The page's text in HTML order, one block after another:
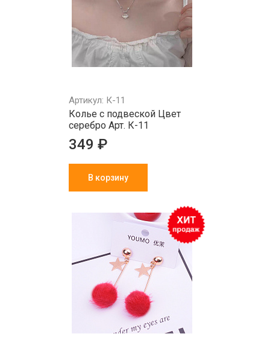
Артикул: К-11
Колье с подвеской Цвет
серебро Арт. К-11
349 ₽
В корзину